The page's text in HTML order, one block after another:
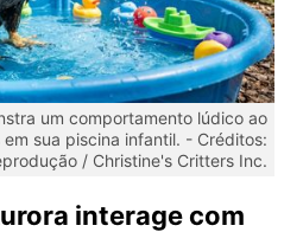
um comportamento lúdico ao
sua piscina infantil. - Créditos:
/ Christine's Critters Inc.
interage com